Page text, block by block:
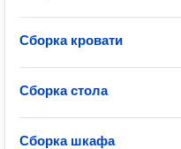
Сборка кровати
Сборка стола
Сборка шкафа